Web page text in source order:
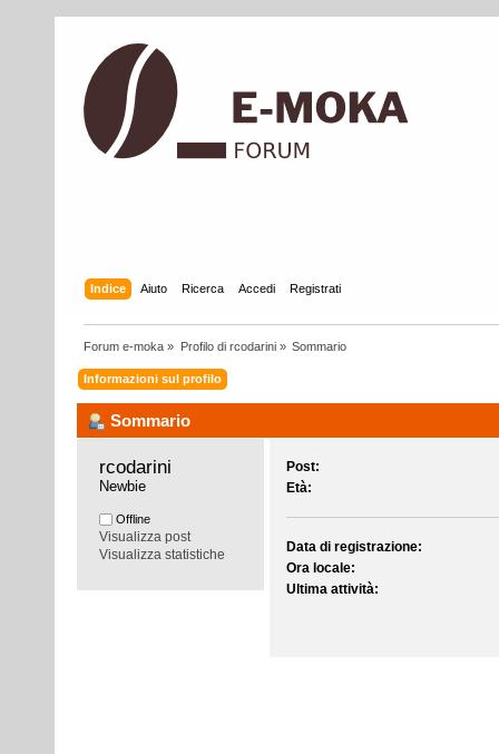
Indice Aiuto Ricerca Accedi Registrati
Forum e-moka » Profilo di rcodarini» Sommario
Informazioni sul profilo
Sommario
rcodarini
Newbie
Offline
Visualizza post
Visualizza statistiche
Post:
Età:
Data di registrazione:
Ora locale:
Ultima attività: